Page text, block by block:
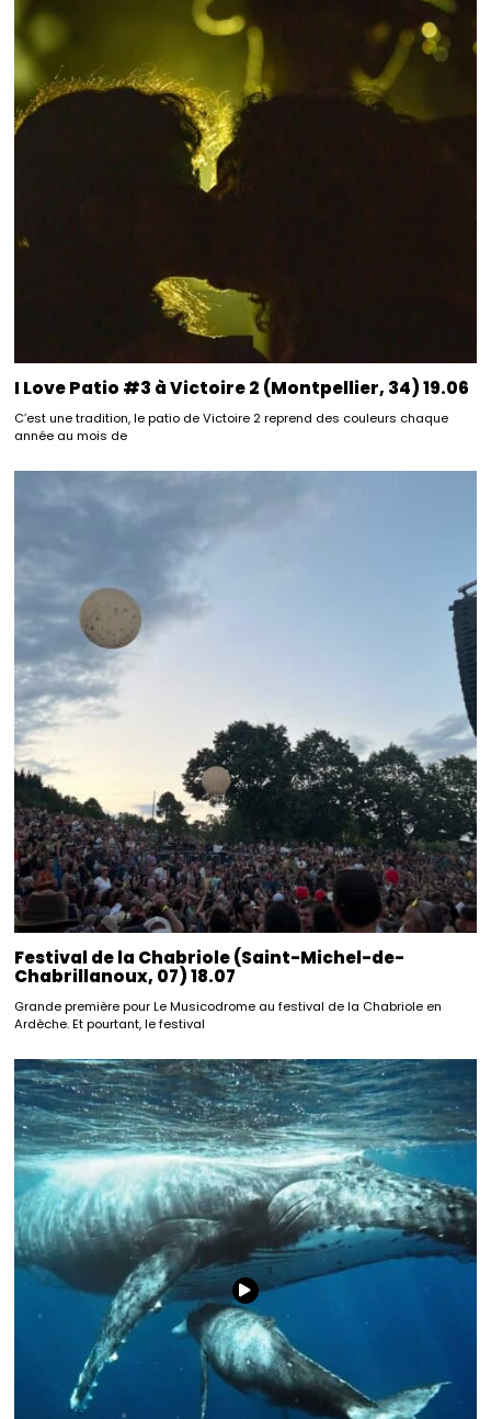
I Love Patio #3 à Victoire 2 (Montpellier, 34) 19.06
C’est une tradition, le patio de Victoire 2 reprend des couleurs chaque
année au mois de
Festival de la Chabriole (Saint-Michel-de-
Chabrillanoux, 07) 18.07
Grande première pour Le Musicodrome au festival de la Chabriole en
Ardèche. Et pourtant, le festival